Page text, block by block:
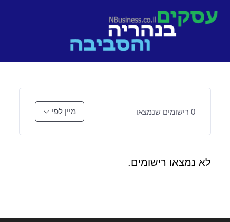
0 רישומים שנמצאו מיין לפי
לא נמצאו רישומים.